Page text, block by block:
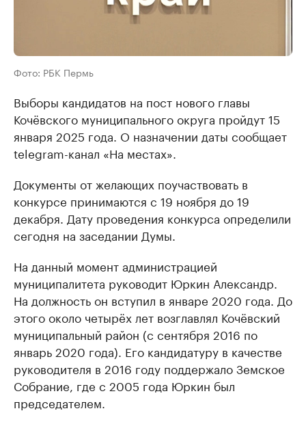
Фото: РБК Пермь
Выборы кандидатов на пост нового главы
Кочёвского муниципального округа пройдут 15
января 2025 года. О назначении даты сообщает
telegram-канал «На местах».
Документы от желающих поучаствовать в
конкурсе принимаются с 19 ноября до 19
декабря. Дату проведения конкурса определили
сегодня на заседании Думы.
На данный момент администрацией
муниципалитета руководит Юркин Александр.
На должность он вступил в январе 2020 года. До
этого около четырёх лет возглавлял Кочёвский
муниципальный район (с сентября 2016 по
январь 2020 года). Его кандидатуру в качестве
руководителя в 2016 году поддержало Земское
Собрание, где с 2005 года Юркин был
председателем.